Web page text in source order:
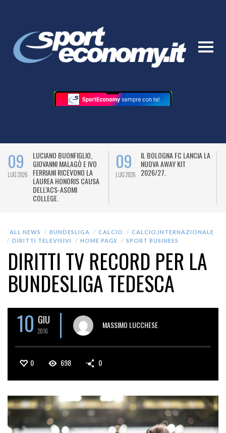
09
LUG 2026
LUCIANO BUONFIGLIO,
GIOVANNI MALAGÒ E IVO
FERRIANI RICEVONO LA
LAUREA HONORIS CAUSA
DELL’ACS-ASOMI
COLLEGE.
09
LUG 2026
IL BOLOGNA FC LANCIA LA
NUOVA AWAY KIT
2026/27.
ALL NEWS BUNDESLIGA CALCIO
CALCIO.INTERNAZIONALE
DIRITTI TELEVISIVI
HOME PAGE SPORT BUSINESS
DIRITTI TV RECORD PER LA
BUNDESLIGA TEDESCA
10 GIU
2016
MASSIMO LUCCHESE
0 698 0